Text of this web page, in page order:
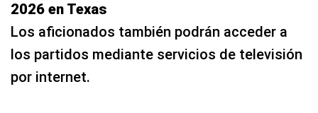
2026 en Texas
Los aficionados también podrán acceder a
los partidos mediante servicios de televisión
por internet.